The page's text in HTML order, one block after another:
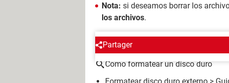
Nota: si deseamos borrar los
los archivos.
Partager
ALREDEDOR DEL MISMO TEMA
Como formatear un disco duro
Formatear disco duro externo >